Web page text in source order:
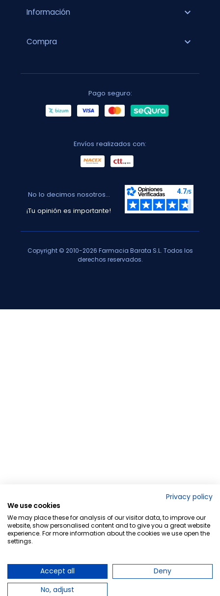
Información expand_more
Compra expand_more
Pago seguro:
Envíos realizados con:
No lo decimos nosotros...
¡Tu opinión es importante!
Copyright © 2010-2026 Farmacia Barata S.L. Todos los
derechos reservados.
Privacy policy
We use cookies
We may place these for analysis of our visitor data, to improve our
website, show personalised content and to give you a great website
experience. For more information about the cookies we use open the
settings.
Accept all
Deny
No, adjust